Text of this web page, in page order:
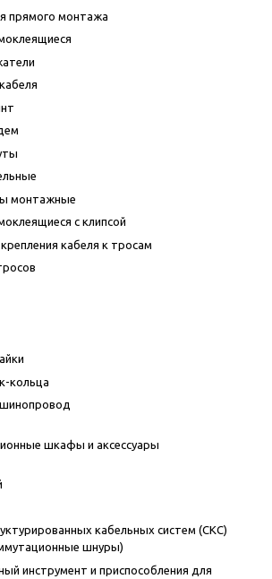
прямого монтажа
монтажные
с клипсой
кабеля к тросам
кольца
шкафы и аксессуары
кабельных систем (СКС)
шнуры)
инструмент и приспособления для